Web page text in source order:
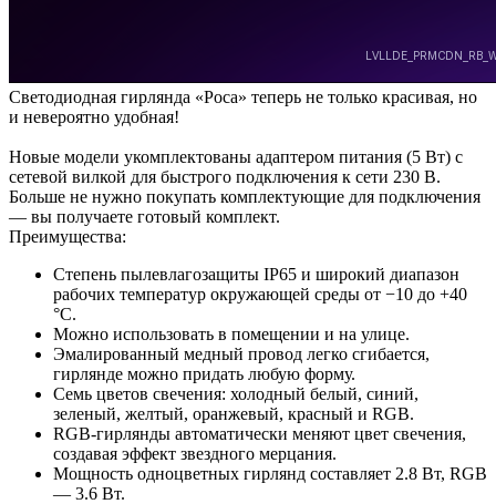
Светодиодная гирлянда «Роса» теперь не только красивая, но
и невероятно удобная!
Новые модели укомплектованы адаптером питания (5 Вт) с
сетевой вилкой для быстрого подключения к сети 230 В.
Больше не нужно покупать комплектующие для подключения
— вы получаете готовый комплект.
Преимущества:
Степень пылевлагозащиты IP65 и широкий диапазон
рабочих температур окружающей среды от −10 до +40
°С.
Можно использовать в помещении и на улице.
Эмалированный медный провод легко сгибается,
гирлянде можно придать любую форму.
Семь цветов свечения: холодный белый, синий,
зеленый, желтый, оранжевый, красный и RGB.
RGB-гирлянды автоматически меняют цвет свечения,
создавая эффект звездного мерцания.
Мощность одноцветных гирлянд составляет 2.8 Вт, RGB
— 3.6 Вт.